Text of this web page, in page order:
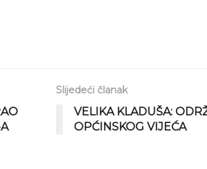
Slijedeći članak
VELIKA KLADUŠA:
OPĆINSKOG VIJEĆA